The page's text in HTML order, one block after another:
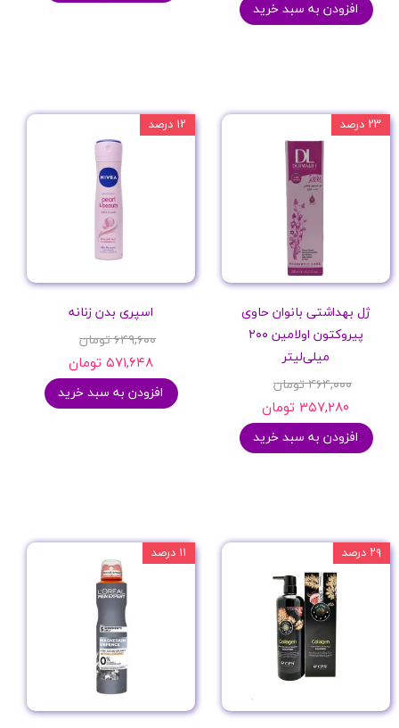
افزودن به سبد خرید
ژل بهداشتی بانوان حاوی
پیروکتون اولامین ۲۰۰
میلی‌لیتر
۴۶۴,۰۰۰ تومان
۳۵۷,۲۸۰ تومان
افزودن به سبد خرید
۲۳ درصد
اسپری بدن زنانه
۶۴۹,۶۰۰ تومان
۵۷۱,۶۴۸ تومان
افزودن به سبد خرید
۱۲ درصد
۲۹ درصد ۱۱ درصد